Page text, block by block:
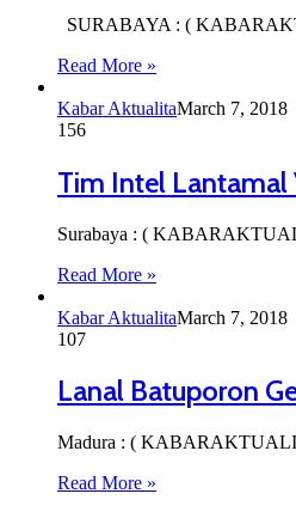
SURABAYA : (
Read More »
Kabar AktualitaMarch 7, 2018
156
Tim Intel Lantamal
Surabaya : (
Read More »
Kabar AktualitaMarch 7, 2018
107
Lanal Batuporon
Madura : (
Read More »